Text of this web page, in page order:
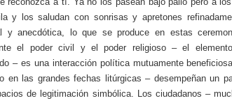
y los saludan con sonrisas y apretones
y anecdótica, lo que se produce en estas
el poder civil y el poder religioso – el
– es una interacción política mutuamente
en las grandes fechas litúrgicas – desempeñan un
de legitimación simbólica. Los ciudadanos –